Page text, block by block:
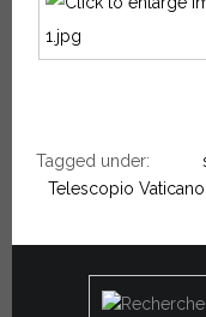
Tagged under:
Telescopio Vaticano